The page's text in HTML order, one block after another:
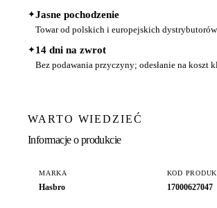
✦Jasne pochodzenie
Towar od polskich i europejskich dystrybutorów
✦14 dni na zwrot
Bez podawania przyczyny; odesłanie na koszt
WARTO WIEDZIEĆ
Informacje o produkcie
MARKA
Hasbro
KOD
17000627047